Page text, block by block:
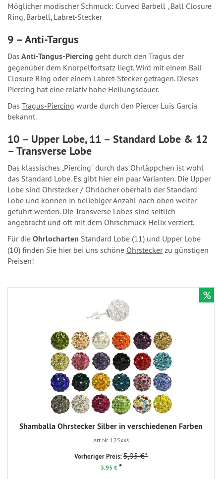
Möglicher modischer Schmuck: Curved Barbell , Ball Closure
Ring, Barbell, Labret-Stecker
9 – Anti-Targus
Das Anti-Tangus-Piercing geht durch den Tragus der
gegenüber dem Knorpelfortsatz liegt. Wird mit einem Ball
Closure Ring oder einem Labret-Stecker getragen. Dieses
Piercing hat eine relativ hohe Heilungsdauer.
Das Tragus-Piercing wurde durch den Piercer Luis Garcia
bekannt.
10 – Upper Lobe, 11 – Standard Lobe & 12
– Transverse Lobe
Das klassisches „Piercing“ durch das Ohrläppchen ist wohl
das Standard Lobe. Es gibt hier ein paar Varianten. Die Upper
Lobe sind Ohrstecker / Ohrlöcher oberhalb der Standard
Lobe und können in beliebiger Anzahl nach oben weiter
geführt werden. Die Transverse Lobes sind seitlich
angebracht und oft mit dem Ohrschmuck Helix verziert.
Für die Ohrlocharten Standard Lobe (11) und Upper Lobe
(10) finden Sie hier bei uns schöne Ohrsteckerzu günstigen
Preisen!
Shamballa Ohrstecker Silber in verschiedenen Farben
Art.Nr. 125xxs
Vorheriger Preis:5,95 €*
3,95 €*
%